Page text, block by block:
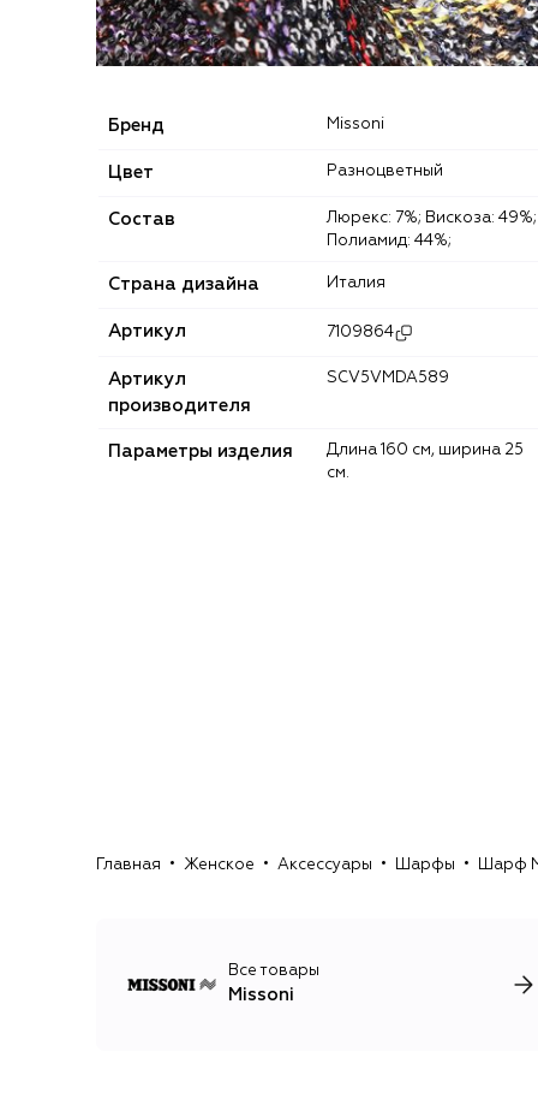
Бренд Missoni
Цвет Разноцветный
Состав
Люрекс: 7%; Вискоза: 49%;
Полиамид: 44%;
Страна дизайна Италия
Артикул 7109864
Артикул
производителя
SCV5VMDA589
Параметры изделия
Длина 160 cм, ширина 25
см.
Главная Женское Аксессуары Шарфы Шарф
Все товары
Missoni